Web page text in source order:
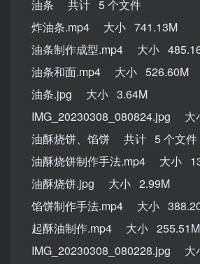
油条 共计 5 个文件
炸油条.mp4 大小 741.13M
油条制作成型.mp4 大小
油条和面.mp4 大小 526.60M
油条.jpg 大小 3.64M
IMG_20230308_080824.jpg
油酥烧饼、馅饼 共计 5 个文件
油酥烧饼制作手法.mp4 大小
油酥烧饼.jpg 大小 2.99M
馅饼制作手法.mp4 大小
起酥油制作.mp4 大小 255.51M
IMG_20230308_080228.jpg